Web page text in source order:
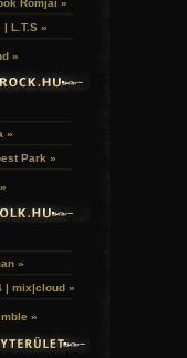
| L.T.S »
»
»
Park »
»
| mix|cloud »
»